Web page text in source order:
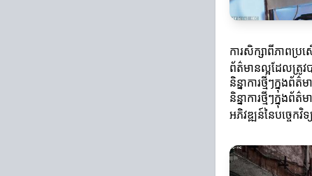
ការសិក្សាពីភាពប្រ
ព័ត៌មានល្អដែលត្រូវ
និន្នាការថ្មីៗក្នុងព័ត៌
និន្នាការថ្មីៗក្នុង
អភិវឌ្ឍន៍នៃបច្ចេកវិ